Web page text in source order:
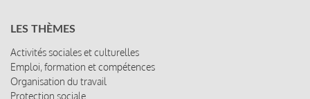
LES THÈMES
Activités sociales et culturelles
Emploi, formation et compétences
Organisation du travail
Protection sociale